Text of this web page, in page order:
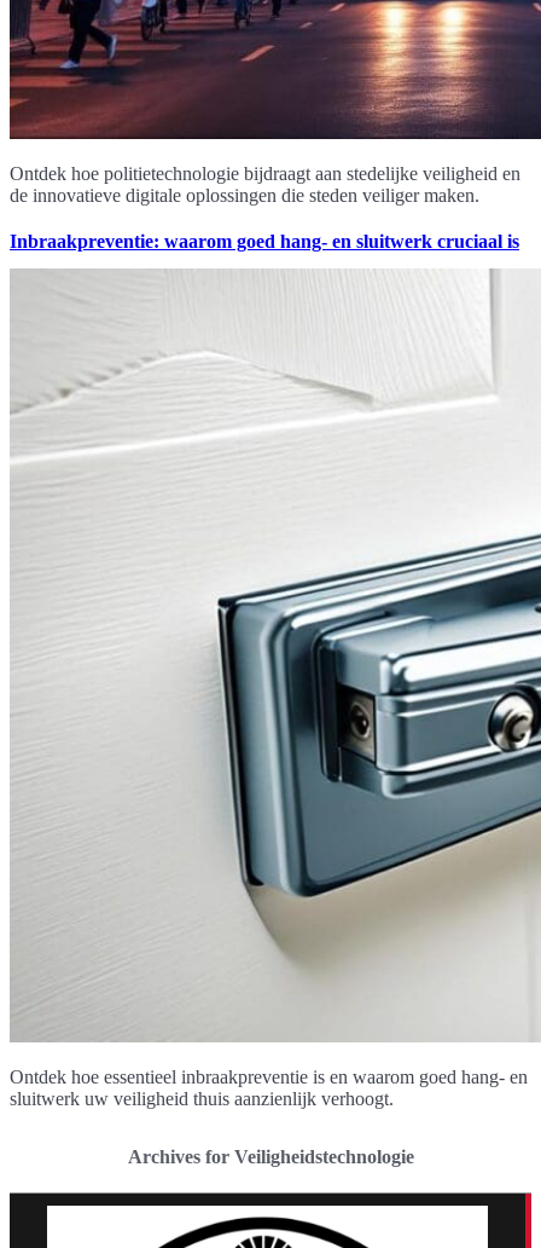
Ontdek hoe politietechnologie bijdraagt aan stedelijke veiligheid en
de innovatieve digitale oplossingen die steden veiliger maken.
Inbraakpreventie: waarom goed hang- en sluitwerk cruciaal is
Ontdek hoe essentieel inbraakpreventie is en waarom goed hang- en
sluitwerk uw veiligheid thuis aanzienlijk verhoogt.
Archives for Veiligheidstechnologie